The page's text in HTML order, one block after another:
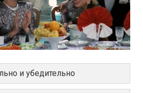
и убедительно